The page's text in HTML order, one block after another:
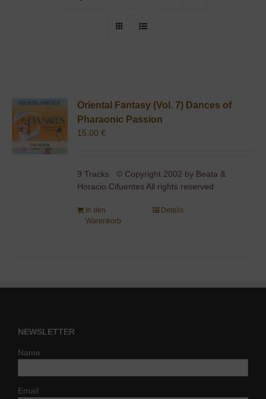
Oriental Fantasy (Vol. 7) Dances of
Pharaonic Passion
15,00€
9 Tracks © Copyright 2002 by Beata &
Horacio Cifuentes All rights reserved
In den
Warenkorb
Details
NEWSLETTER
Name
Email